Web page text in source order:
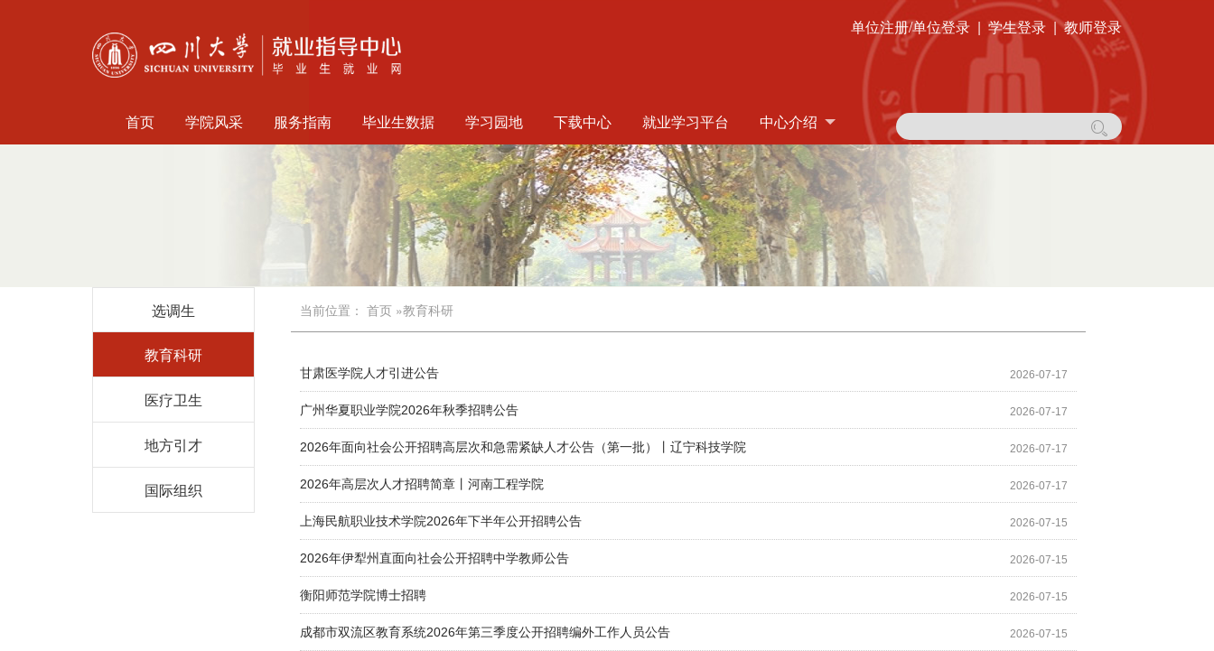
教师登录
|
学生登录
|
单位注册/单位登录
首页 学院风采 服务指南 毕业生数据 学习园地 下载中心 就业学习平台 中心介绍
选调生
教育科研
医疗卫生
地方引才
国际组织
当前位置： 首页 »教育科研
2026-07-17
甘肃医学院人才引进公告
2026-07-17
广州华夏职业学院2026年秋季招聘公告
2026-07-17
2026年面向社会公开招聘高层次和急需紧缺人才公告（第一批）丨辽宁科技学院
2026-07-17
2026年高层次人才招聘简章丨河南工程学院
2026-07-15
上海民航职业技术学院2026年下半年公开招聘公告
2026-07-15
2026年伊犁州直面向社会公开招聘中学教师公告
2026-07-15
衡阳师范学院博士招聘
2026-07-15
成都市双流区教育系统2026年第三季度公开招聘编外工作人员公告